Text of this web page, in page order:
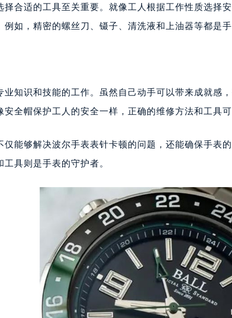
朝阳区西安大路727号中银大厦A座(旺进大厦)18层09
南明区都司高架桥路33号亨特国际金融中心14楼14D
龙华区金贸东路5号海口华润大厦B座17层1707室（需
路南区新华东道100号万达广场写字楼A座10层1002
自治区呼和浩特市玉泉区大学西街70号华润万象城写
兰州市七里河区西津西路16号兰州中心写字楼21层
省大庆市萨尔图区会战大街波尔售后服务中心（需提
省鹤岗市向阳区红军路波尔售后服务中心（需提前预
省黑河市爱辉区中央街波尔售后服务中心（需提前预约
省鸡西市鸡冠区红军路波尔售后服务中心（需提前预
省佳木斯市向阳区长安路波尔售后服务中心（需提前
省牡丹江市东安区太平路波尔售后服务中心（需提前
省七台河市桃山区大同街波尔售后服务中心（需提前
省齐齐哈尔市龙沙区龙华路波尔售后服务中心（需提
择合适的工具至关重要。就像工人根据工作性质选择
例如，精密的螺丝刀、镊子、清洗液和上油器等都是
业知识和技能的工作。虽然自己动手可以带来成就感
安全帽保护工人的安全一样，正确的维修方法和工具
仅能够解决波尔手表表针卡顿的问题，还能确保手表
具则是手表的守护者。